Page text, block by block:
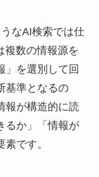
なAI検索では仕
複数の情報源を
」を選別して回
基準となるの
報が構造的に読
るか」「情報が
です。